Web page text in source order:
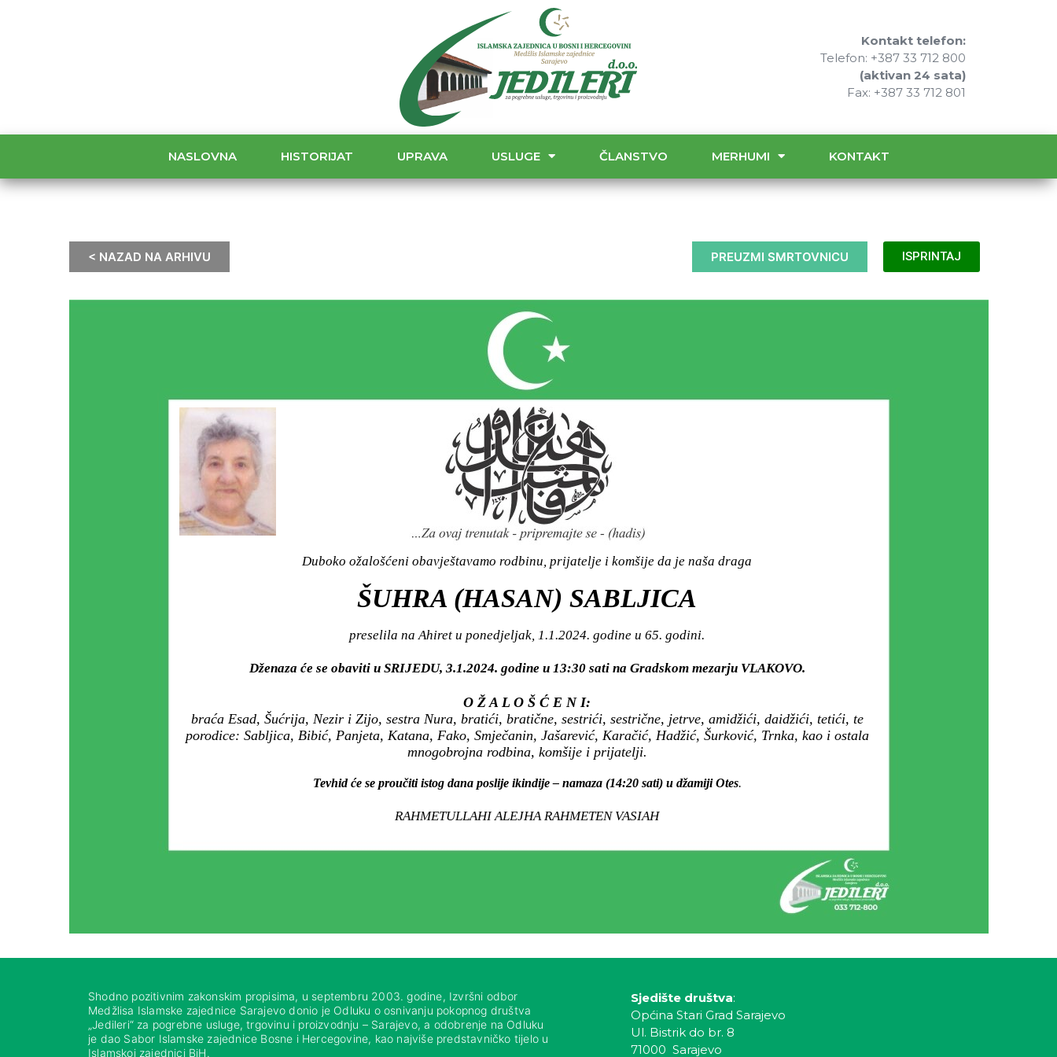
Kontakt telefon:
Telefon: +387 33 712 800
(aktivan 24 sata)
Fax: +387 33 712 801
NASLOVNA HISTORIJAT UPRAVA USLUGE ČLANSTVO MERHUMI KONTAKT
< NAZAD NA ARHIVU PREUZMI SMRTOVNICU ISPRINTAJ
Duboko ožalošćeni obavještavamo rodbinu, prijatelje i komšije da je naša draga
ŠUHRA (HASAN) SABLJICA
preselila na Ahiret u ponedjeljak, 1.1.2024. godine u 65. godini.
Dženaza će se obaviti u SRIJEDU, 3.1.2024. godine u 13:30 sati na Gradskom mezarju VLAKOVO.
O Ž A L O Š Ć E N I:
braća Esad, Šućrija, Nezir i Zijo, sestra Nura, bratići, bratične, sestrići, sestrične, jetrve, amidžići, daidžići, tetići, te
porodice: Sabljica, Bibić, Panjeta, Katana, Fako, Smječanin, Jašarević, Karačić, Hadžić, Šurković, Trnka, kao i ostala
mnogobrojna rodbina, komšije i prijatelji.
Tevhid će se proučiti istog dana poslije ikindije – namaza (14:20 sati) u džamiji Otes.
RAHMETULLAHI ALEJHA RAHMETEN VASIAH
Shodno pozitivnim zakonskim propisima, u septembru 2003. godine, Izvršni odbor
Medžlisa Islamske zajednice Sarajevo donio je Odluku o osnivanju pokopnog društva
„Jedileri“ za pogrebne usluge, trgovinu i proizvodnju – Sarajevo, a odobrenje na Odluku
je dao Sabor Islamske zajednice Bosne i Hercegovine, kao najviše predstavničko tijelo u
Islamskoj zajednici BiH.
Sjedište društva:
Općina Stari Grad Sarajevo
Ul. Bistrik do br. 8
71000 Sarajevo